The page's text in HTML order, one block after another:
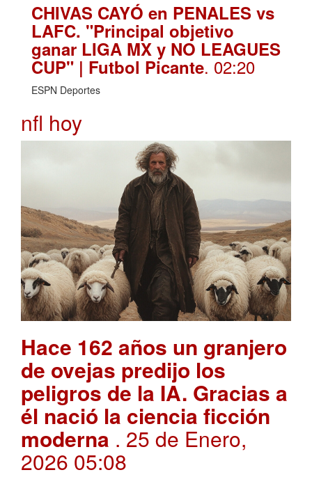
CHIVAS CAYÓ en PENALES vs
LAFC. "Principal objetivo
ganar LIGA MX y NO LEAGUES
CUP" | Futbol Picante. 02:20
ESPN Deportes
nfl hoy
Hace 162 años un granjero
de ovejas predijo los
peligros de la IA. Gracias a
él nació la ciencia ficción
moderna . 25 de Enero,
2026 05:08